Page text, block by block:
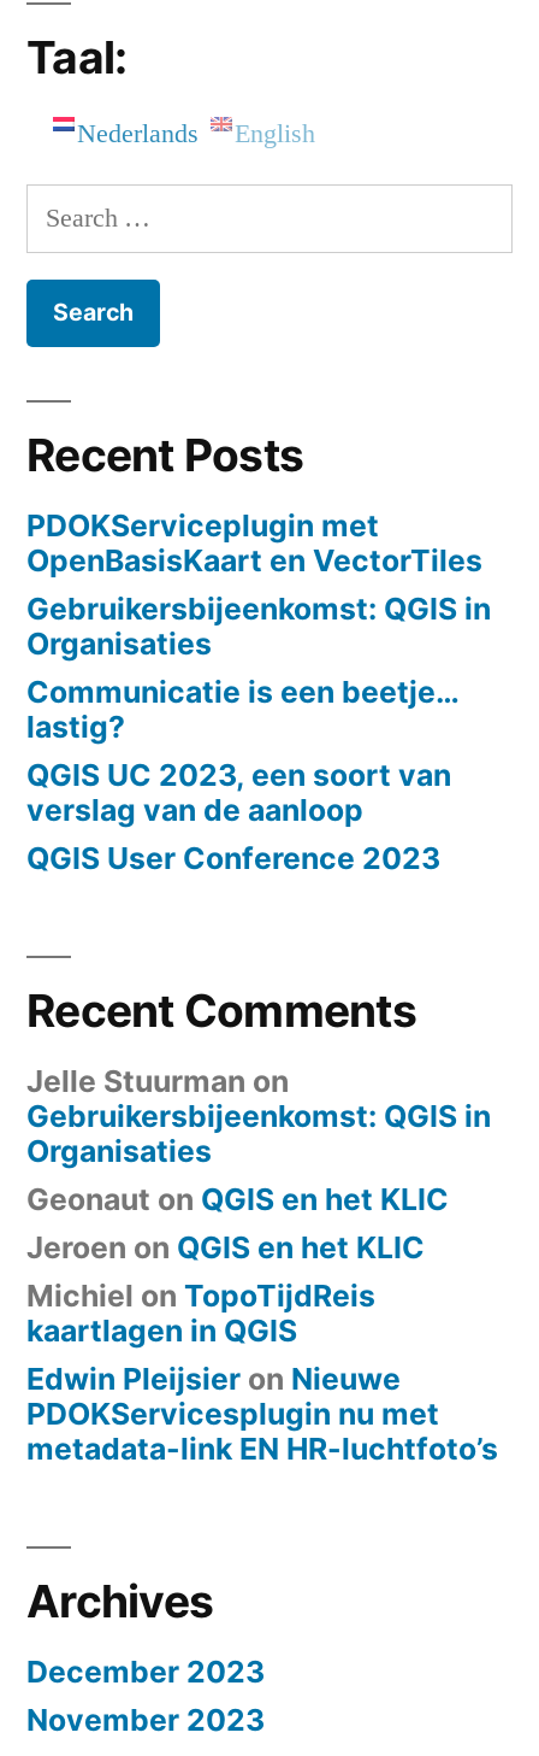
Taal:
Nederlands English
Search
for:
Recent Posts
PDOKServiceplugin met
OpenBasisKaart en VectorTiles
Gebruikersbijeenkomst: QGIS in
Organisaties
Communicatie is een beetje…
lastig?
QGIS UC 2023, een soort van
verslag van de aanloop
QGIS User Conference 2023
Recent Comments
Jelle Stuurman on
Gebruikersbijeenkomst: QGIS in
Organisaties
Geonaut on QGIS en het KLIC
Jeroen on QGIS en het KLIC
Michiel on TopoTijdReis
kaartlagen in QGIS
Edwin Pleijsier on Nieuwe
PDOKServicesplugin nu met
metadata-link EN HR-luchtfoto’s
Archives
December 2023
November 2023